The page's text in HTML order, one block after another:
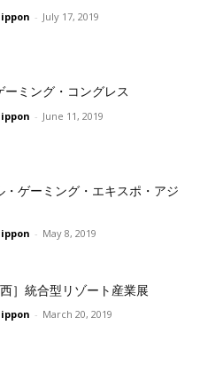
- July 17, 2019
ーミング・コングレス
- June 11, 2019
・ゲーミング・エキスポ・アジ
- May 8, 2019
］統合型リゾート産業展
- March 20, 2019